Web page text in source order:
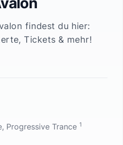
findest du hier:
Tickets & mehr!
Progressive Trance 1